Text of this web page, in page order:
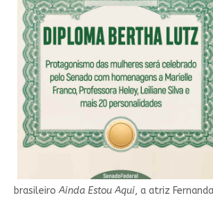
brasileiroAinda Estou Aqui, a atriz